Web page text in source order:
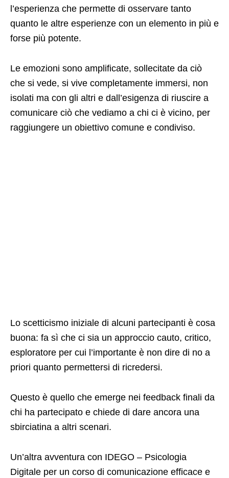
l’esperienza che permette di osservare tanto
quanto le altre esperienze con un elemento in più e
forse più potente.
Le emozioni sono amplificate, sollecitate da ciò
che si vede, si vive completamente immersi, non
isolati ma con gli altri e dall’esigenza di riuscire a
comunicare ciò che vediamo a chi ci è vicino, per
raggiungere un obiettivo comune e condiviso.
Lo scetticismo iniziale di alcuni partecipanti è cosa
buona: fa sì che ci sia un approccio cauto, critico,
esploratore per cui l’importante è non dire di no a
priori quanto permettersi di ricredersi.
Questo è quello che emerge nei feedback finali da
chi ha partecipato e chiede di dare ancora una
sbirciatina a altri scenari.
Un’altra avventura con IDEGO – Psicologia
Digitale per un corso di comunicazione efficace e